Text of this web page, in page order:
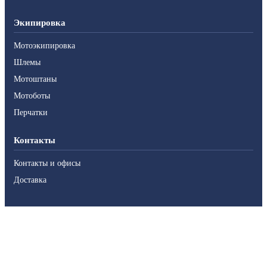
Экипировка
Мотоэкипировка
Шлемы
Мотоштаны
Мотоботы
Перчатки
Контакты
Контакты и офисы
Доставка